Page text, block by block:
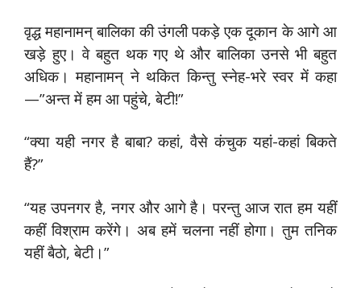
वृद्ध महानामन् बालिका की उंगली पकड़े एक दूकान के आगे आ
खड़े हुए। वे बहुत थक गए थे और बालिका उनसे भी बहुत
अधिक। महानामन् ने थकित किन्तु स्नेह-भरे स्वर में कहा
—”अन्त में हम आ पहुंचे, बेटी!”
“क्या यही नगर है बाबा? कहां, वैसे कंचुक यहां-कहां बिकते
हैं?”
“यह उपनगर है, नगर और आगे है। परन्तु आज रात हम यहीं
कहीं विश्राम करेंगे। अब हमें चलना नहीं होगा। तुम तनिक
यहीं बैठो, बेटी।”